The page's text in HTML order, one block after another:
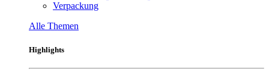
Verpackung
Alle Themen
Highlights